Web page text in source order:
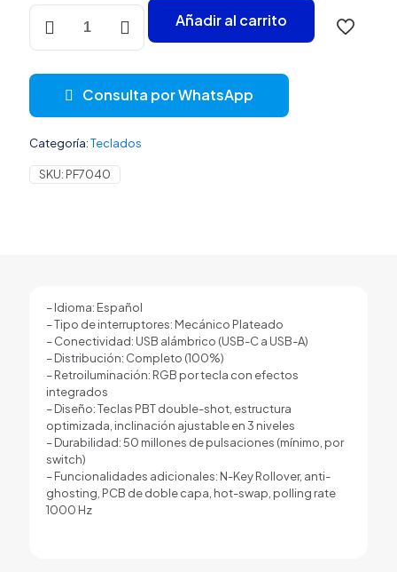
TECLADO
RGB
ONE
MECÁNICO
C
ESPAÑOL
SWITCH
Añadir al carrito
Consulta por WhatsApp
Categoría:Teclados
SKU: PF7040
– Idioma: Español
– Tipo de interruptores: Mecánico Plateado
– Conectividad: USB alámbrico (USB-C a USB-A)
– Distribución: Completo (100%)
– Retroiluminación: RGB por tecla con efectos
integrados
– Diseño: Teclas PBT double-shot, estructura
optimizada, inclinación ajustable en 3 niveles
– Durabilidad: 50 millones de pulsaciones (mínimo, por
switch)
– Funcionalidades adicionales: N-Key Rollover, anti-
ghosting, PCB de doble capa, hot-swap, polling rate
1000 Hz